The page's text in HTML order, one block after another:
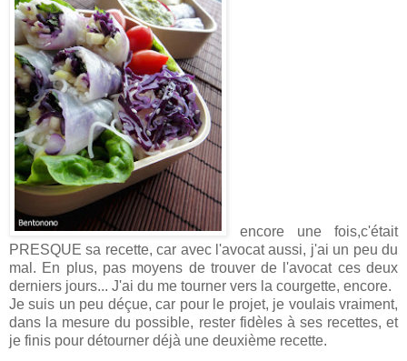
encore une fois,c'était
PRESQUE sa recette, car avec l'avocat aussi, j'ai un peu du
mal. En plus, pas moyens de trouver de l'avocat ces deux
derniers jours... J'ai du me tourner vers la courgette, encore.
Je suis un peu déçue, car pour le projet, je voulais vraiment,
dans la mesure du possible, rester fidèles à ses recettes, et
je finis pour détourner déjà une deuxième recette.